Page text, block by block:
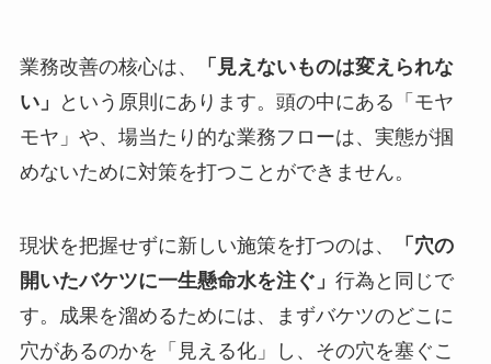
業務改善の核心は、
「見えないものは変えられな
い」
という原則にあります。頭の中にある「モヤ
モヤ」や、場当たり的な業務フローは、実態が掴
めないために対策を打つことができません。
現状を把握せずに新しい施策を打つのは、
「穴の
開いたバケツに一生懸命水を注ぐ」 行為と同じで
す。成果を溜めるためには、まずバケツのどこに
穴があるのかを「見える化」し、その穴を塞ぐこ